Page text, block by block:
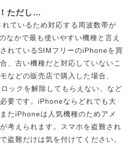
ただし…
ているため対応する周波数帯が
なかで最も使いやすい機種と言え
れているSIMフリーのiPhoneを買
、古い機種だと対応していないこ
などの販売店で購入した場合、
ックを解除してもらえない、など
要です。iPhoneならどれでも大
たiPhoneは人気機種のためアメ
考えられます。スマホを盗難され
盗難だけは気を付けてください。